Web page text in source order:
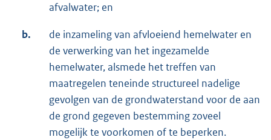
afvalwater; en
b.
de inzameling van afvloeiend hemelwater en
de verwerking van het ingezamelde
hemelwater, alsmede het treffen van
maatregelen teneinde structureel nadelige
gevolgen van de grondwaterstand voor de aan
de grond gegeven bestemming zoveel
mogelijk te voorkomen of te beperken.